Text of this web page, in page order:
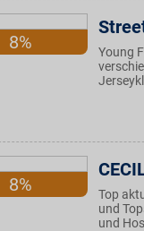
8%
Young
8%
Top
und
und